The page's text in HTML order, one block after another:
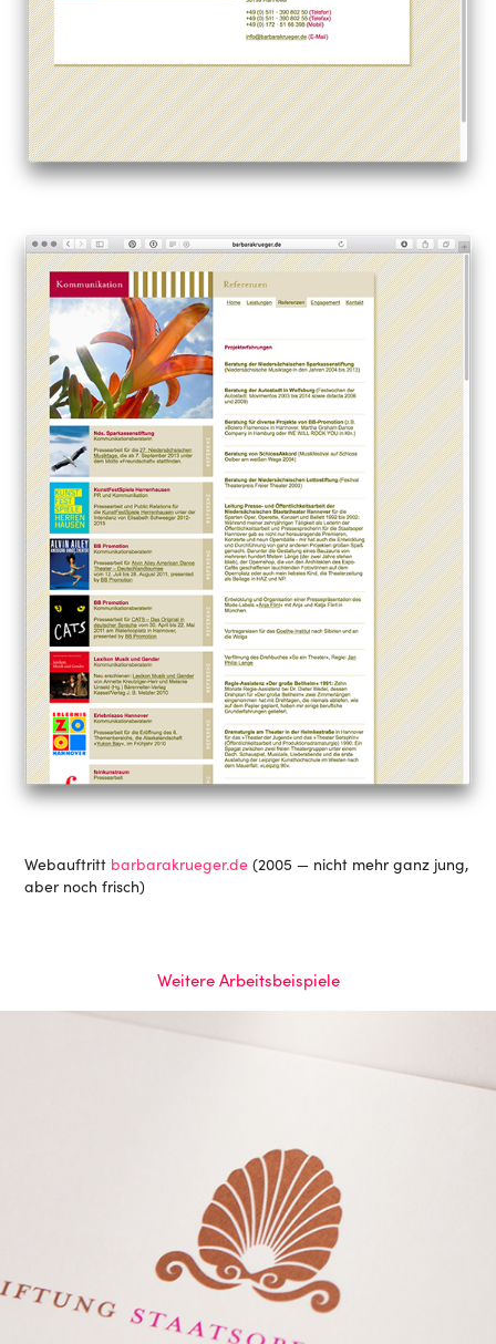
Webauftritt barbarakrueger.de (2005 — nicht mehr ganz jung,
aber noch frisch)
Weitere Arbeitsbeispiele